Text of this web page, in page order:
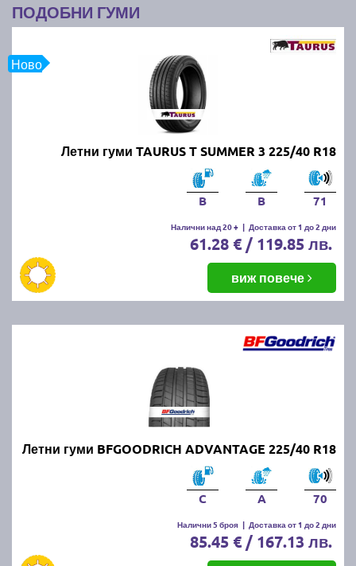
ПОДОБНИ ГУМИ
Ново
Летни гуми TAURUS T SUMMER 3 225/40 R18
B B 71
Налични над 20 + | Доставка от 1 до 2 дни
61.28 € / 119.85 лв.
виж повече
Летни гуми BFGOODRICH ADVANTAGE 225/40 R18
C A 70
Налични 5 броя | Доставка от 1 до 2 дни
85.45 € / 167.13 лв.